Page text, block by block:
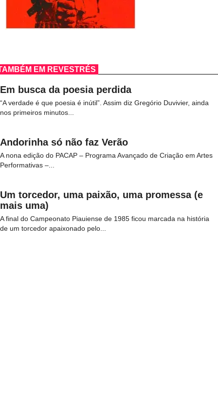
EM REVESTRÉS
Em busca da poesia perdida
“A verdade é que poesia é inútil”. Assim diz Gregório Duvivier, ainda
nos primeiros minutos...
Andorinha só não faz Verão
A nona edição do PACAP – Programa Avançado de Criação em Artes
Performativas –...
Um torcedor, uma paixão, uma promessa (e
mais uma)
A final do Campeonato Piauiense de 1985 ficou marcada na história
de um torcedor apaixonado pelo...